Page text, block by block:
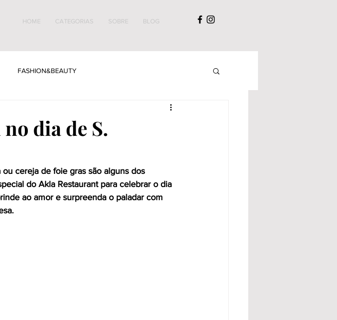
HOME CATEGORIAS SOBRE BLOG
FASHION&BEAUTY
dia de S.
cereja de foie gras são alguns dos
do Akla Restaurant para celebrar o dia
ao amor e surpreenda o paladar com